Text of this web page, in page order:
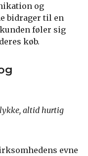
og
bidrager til en
føler sig
køb.
altid hurtig
evne